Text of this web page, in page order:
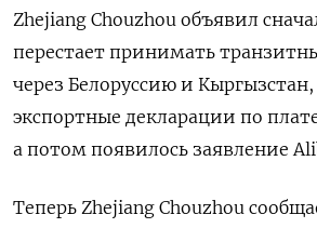
Zhejiang Chouzhou объявил
перестает принимать
через Белоруссию и Кыргызстан,
экспортные декларации по
а потом появилось заявление
Теперь Zhejiang Chouzhou